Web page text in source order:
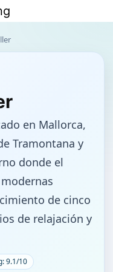
en Mallorca,
Tramontana y
donde el
de cinco
de relajación y
un centro de
9.1/10